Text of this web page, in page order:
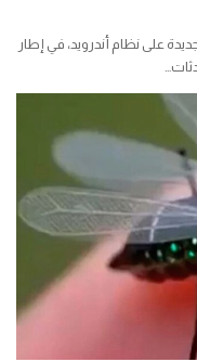
على نظام أندرويد، في إطار